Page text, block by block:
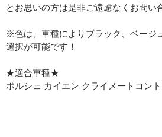
とお思いの方は是非ご遠慮なくお問い
※色は、車種によりブラック、ベージ
選択が可能です！
★適合車種★
ポルシェ カイエン クライメートコン